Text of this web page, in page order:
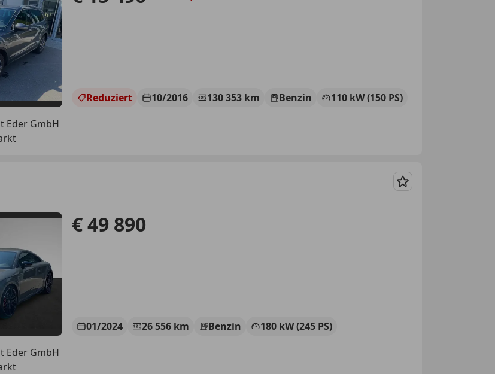
Reduziert 10/2016 130 353 km Benzin
110 kW (150 PS)
Eder GmbH
Merken
€ 49 890
01/2024 26 556 km Benzin
180 kW (245 PS)
Eder GmbH